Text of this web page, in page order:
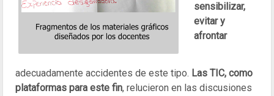
sensibilizar,
evitar y
afrontar
adecuadamente accidentes de este tipo. Las TIC, como
plataformas para este fin, relucieron en las discusiones